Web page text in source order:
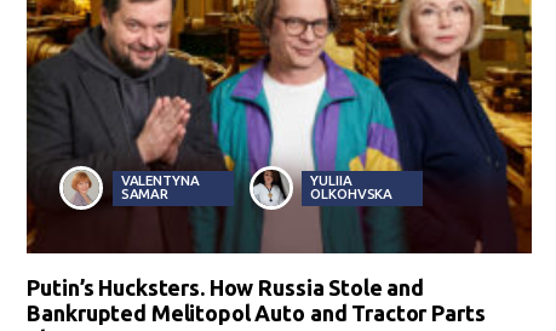
VALENTYNA
SAMAR
YULIIA
OLKOHVSKA
Putin’s Hucksters. How Russia Stole and
Bankrupted Melitopol Auto and Tractor Parts